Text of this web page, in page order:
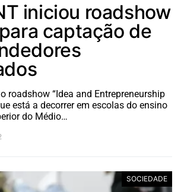
iniciou roadshow
captação de
roadshow “Idea and Entrepreneurship
está a decorrer em escolas do ensino
do Médio…
SOCIEDADE